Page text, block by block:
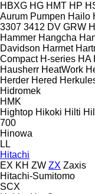
HBXG HG HMT HP
Aurum Pumpen Hailo
3307 3412 DV GRW
Hammer Hangcha
Davidson Harmet
Compact H-series HA
Hausherr HeatWork
Herder Hered
Hidromek
HMK
Hightop Hikoki Hilti
700
Hinowa
LL
Hitachi
EX KH ZW ZX Zaxis
Hitachi-Sumitomo
SCX